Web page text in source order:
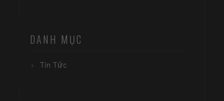
DANH MỤC
Tin Tức